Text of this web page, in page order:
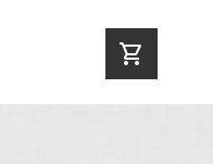
shopping_cart